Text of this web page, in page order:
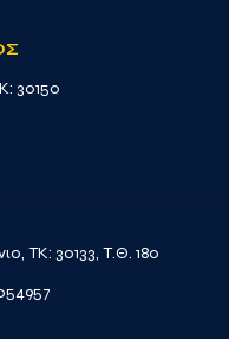
30150
TK: 30133, Τ.Θ. 180